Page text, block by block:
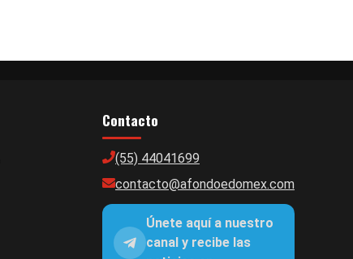
Contacto
(55) 44041699
contacto@afondoedomex.com
Únete aquí a nuestro
canal y recibe las